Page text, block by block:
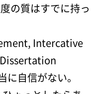
の質はすでに持っ
Intercative
自信がない。